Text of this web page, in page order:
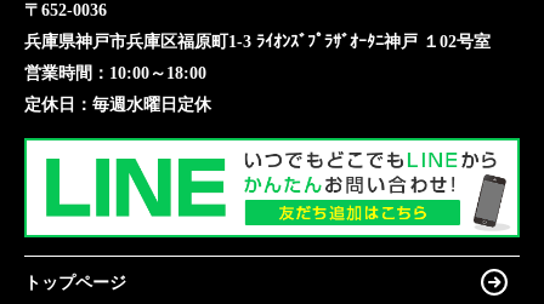
〒652-0036
兵庫県神戸市兵庫区福原町1-3 ﾗｲｵﾝｽﾞﾌﾟﾗｻﾞｵｰﾀﾆ神戸 １02号室
営業時間： 10:00～18:00
定休日： 毎週水曜日定休
トップページ